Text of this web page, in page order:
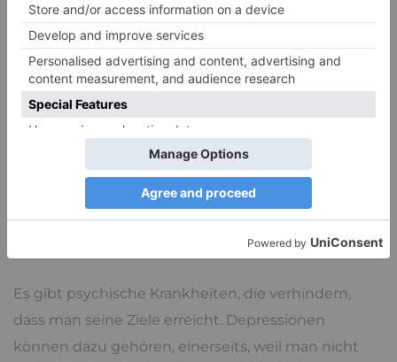
zu erreichen. Das kann ein heilsamer Schock sein,
weil man das, was im Leben zählt und wichtig ist
vielleicht vollkommen neu bewertet. Es kommt
stark darauf an, wie man das selbst bewertet. Für
nur noch ein Leben zweiter Klasse,
für andere kann so ein Ereignis ein Aufwachen sein,
ein echter Start in ein völlig neues Leben, das sich
gar nicht über den Mangel definiert.
Es gibt psychische Krankheiten, die verhindern,
dass man seine Ziele erreicht. Depressionen
können dazu gehören, einerseits, weil man nicht